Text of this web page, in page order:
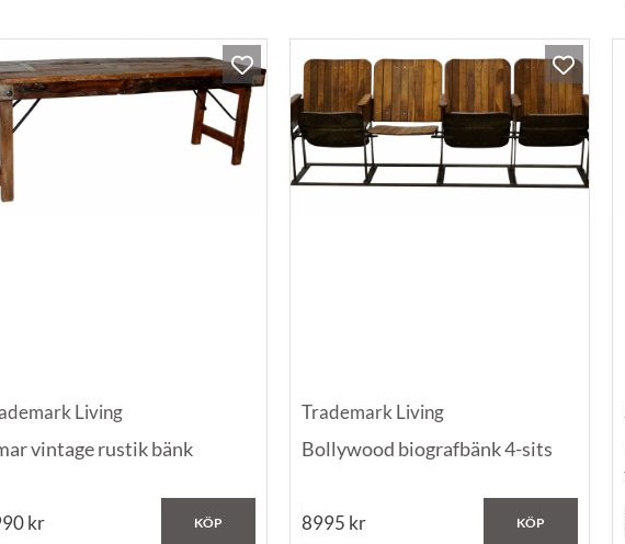
Living
vintage rustik bänk
kr KÖP
Trademark Living
Bollywood biografbänk 4-sits
8995 kr KÖP